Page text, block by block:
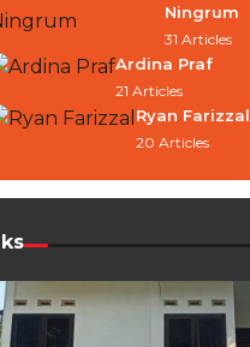
Ningrum
31 Articles
Ardina Praf
21 Articles
Ryan Farizzal
20 Articles